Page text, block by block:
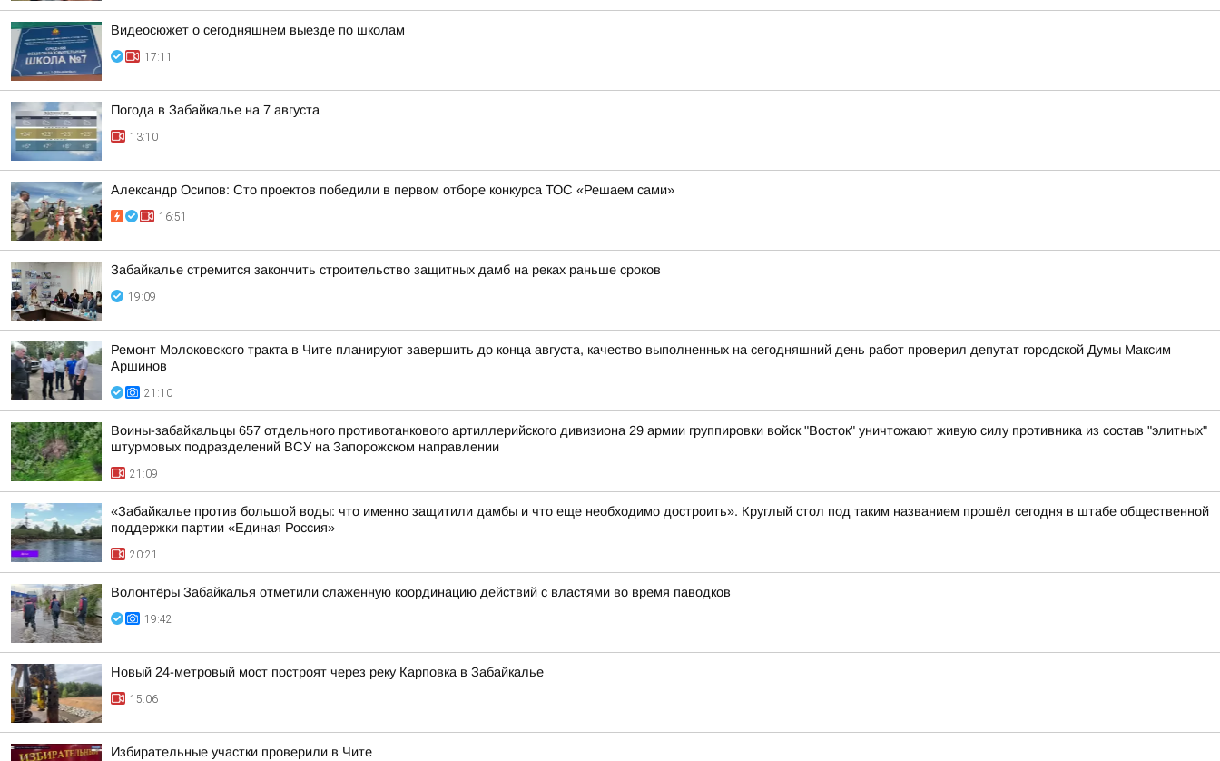
Видеосюжет о сегодняшнем выезде по школам
17:11
Погода в Забайкалье на 7 августа
13:10
Александр Осипов: Сто проектов победили в первом отборе конкурса ТОС «Решаем сами»
16:51
Забайкалье стремится закончить строительство защитных дамб на реках раньше сроков
19:09
Ремонт Молоковского тракта в Чите планируют завершить до конца августа, качество выполненных на сегодняшний день работ проверил депутат городской Думы Максим
Аршинов
21:10
Воины-забайкальцы 657 отдельного противотанкового артиллерийского дивизиона 29 армии группировки войск "Восток" уничтожают живую силу противника из состав "элитных"
штурмовых подразделений ВСУ на Запорожском направлении
21:09
«Забайкалье против большой воды: что именно защитили дамбы и что еще необходимо достроить». Круглый стол под таким названием прошёл сегодня в штабе общественной
поддержки партии «Единая Россия»
20:21
Волонтёры Забайкалья отметили слаженную координацию действий с властями во время паводков
19:42
Новый 24-метровый мост построят через реку Карповка в Забайкалье
15:06
Избирательные участки проверили в Чите